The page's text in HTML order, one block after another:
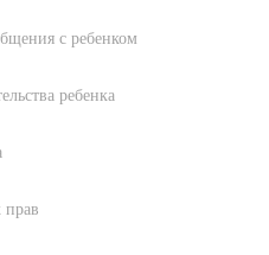
с ребенком
ребенка
прав